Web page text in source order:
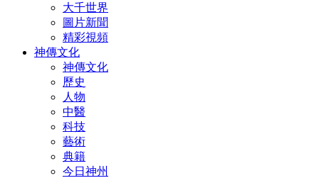
大千世界
圖片新聞
精彩視頻
神傳文化
神傳文化
歷史
人物
中醫
科技
藝術
典籍
今日神州